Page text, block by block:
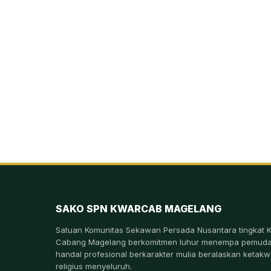
SAKO SPN KWARCAB MAGELANG
Satuan Komunitas Sekawan Persada Nusantara tingkat
Cabang Magelang berkomitmen luhur menempa
handal profesional berkarakter mulia beralaskan
religius menyeluruh.